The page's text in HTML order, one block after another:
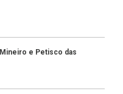
e Petisco das